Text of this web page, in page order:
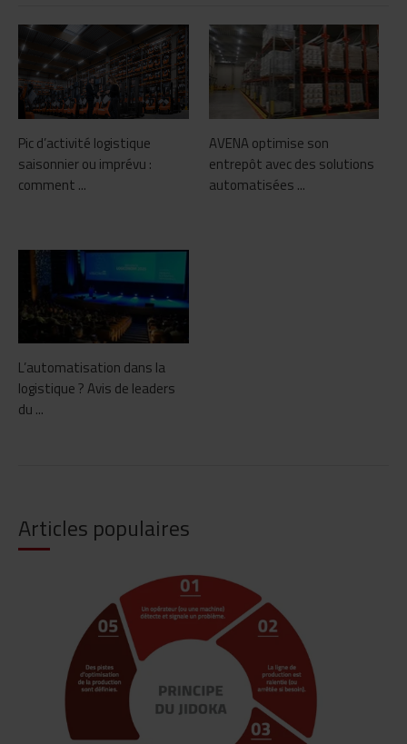
Pic d’activité logistique
saisonnier ou imprévu :
comment ...
AVENA optimise son
entrepôt avec des solutions
automatisées ...
L’automatisation dans la
logistique ? Avis de leaders
du ...
Articles populaires